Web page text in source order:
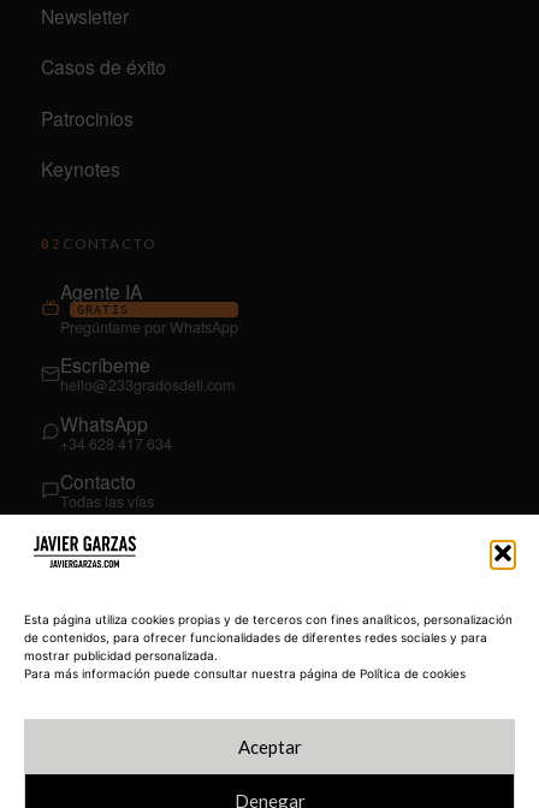
Esta página utiliza cookies propias y de terceros con fines analíticos, personalización
de contenidos, para ofrecer funcionalidades de diferentes redes sociales y para
mostrar publicidad personalizada.
Para más información puede consultar nuestra página de Política de cookies
Aceptar
Denegar
Newsletter
Casos de éxito
Patrocinios
Keynotes
02 CONTACTO
Agente IA
GRATIS
Pregúntame por WhatsApp
Escríbeme
hello@233gradosdeti.com
WhatsApp
+34 628 417 634
Contacto
Todas las vías
03SÍGUEME
YouTube
@JavierGarzas
LinkedIn